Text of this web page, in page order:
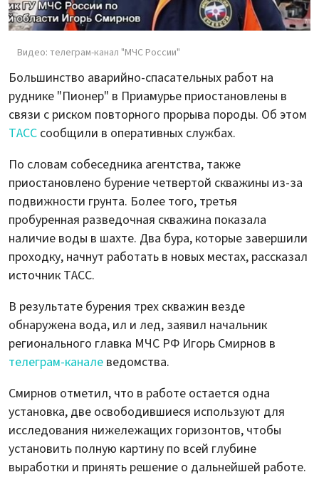
Видео: телеграм-канал "МЧС России"
Большинство аварийно-спасательных работ на
руднике "Пионер" в Приамурье приостановлены в
связи с риском повторного прорыва породы. Об этом
ТАСС сообщили в оперативных службах.
По словам собеседника агентства, также
приостановлено бурение четвертой скважины из-за
подвижности грунта. Более того, третья
пробуренная разведочная скважина показала
наличие воды в шахте. Два бура, которые завершили
проходку, начнут работать в новых местах, рассказал
источник ТАСС.
В результате бурения трех скважин везде
обнаружена вода, ил и лед, заявил начальник
регионального главка МЧС РФ Игорь Смирнов в
телеграм-канале ведомства.
Смирнов отметил, что в работе остается одна
установка, две освободившиеся используют для
исследования нижележащих горизонтов, чтобы
установить полную картину по всей глубине
выработки и принять решение о дальнейшей работе.